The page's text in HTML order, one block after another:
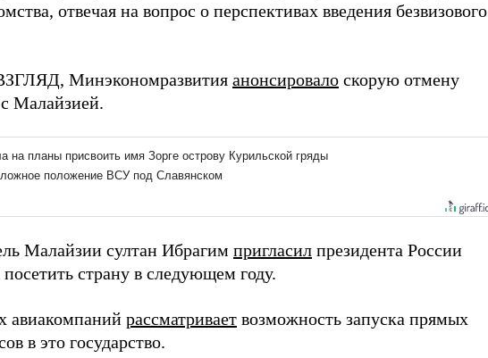
отвечая на вопрос о перспективах введения безвизового
Минэкономразвития анонсировало скорую отмену
Малайзией.
Малайзии султан Ибрагим пригласил президента России
страну в следующем году.
авиакомпаний рассматривает возможность запуска прямых
в это государство.